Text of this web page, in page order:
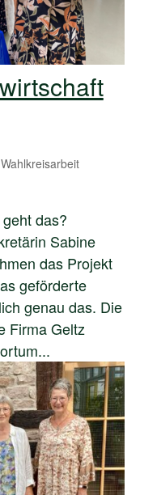
Wahlkreisarbeit
das?
Sabine
das Projekt
geförderte
genau das. Die
Firma Geltz